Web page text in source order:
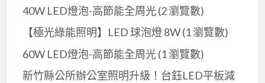
40W LED燈泡-高節能全周光(2 瀏覽數)
【極光綠能照明】LED 球泡燈 8W(1 瀏覽數)
60W LED燈泡-高節能全周光(1 瀏覽數)
新竹縣公所辦公室照明升級！台鈺LED平板減